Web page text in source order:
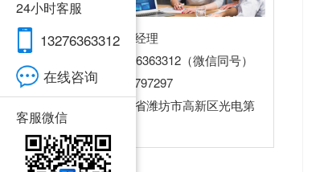
联系人：王经理
电话：13276363312（微信同号）
Q Q：2934797297
地址：山东省潍坊市高新区光电第
24小时客服
13276363312
在线咨询
客服微信